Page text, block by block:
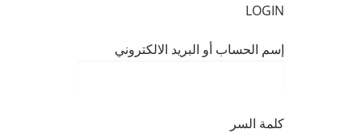
LOGIN
إسم الحساب أو البريد الالكتروني
كلمة السر